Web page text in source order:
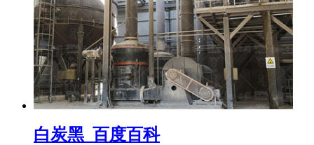
白炭黑_百度百科